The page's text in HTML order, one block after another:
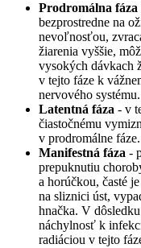
Prodromálna fáza
bezprostredne na
nevoľnosťou,
žiarenia vyššie,
vysokých dávkach
v tejto fáze k
nervového systému.
Latentná fáza - v
čiastočnému
v prodromálne fáze.
Manifestná fáza -
prepuknutiu
a horúčkou, časté
na sliznici úst,
hnačka. V
náchylnosť k
radiáciou v tejto